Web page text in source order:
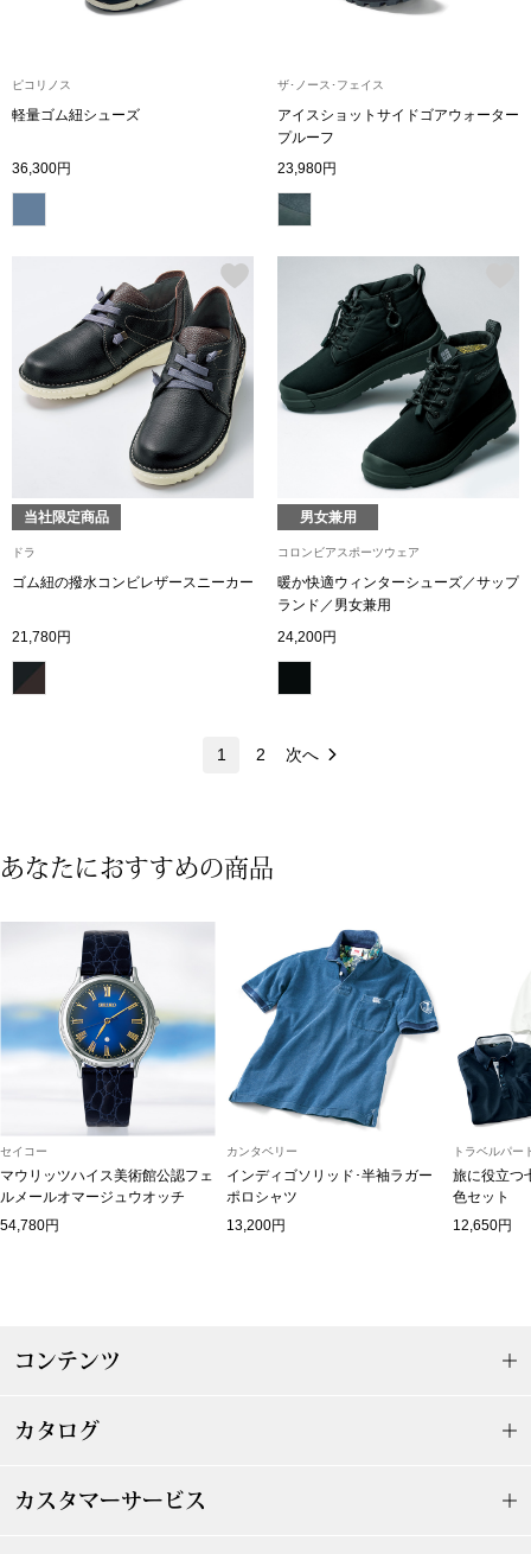
財布／小物
その他
ウオッチ／ア
ウオッチ
ネックレス
ブレスレット
帽子
マフラー／ス
スカーフ／ス
手袋
サングラス／
ピコリノス
軽量ゴム紐シューズ
36,300円
ザ･ノース･フェイス
アイスショットサイドゴアウォーター
プルーフ
23,980円
当社限定商品
ドラ
ゴム紐の撥水コンビレザースニーカー
21,780円
男女兼用
コロンビアスポーツウェア
暖か快適ウィンターシューズ／サップ
ランド／男女兼用
24,200円
1 2 次へ
あなたにおすすめの商品
セイコー
マウリッツハイス美術館公認フェ
ルメールオマージュウオッチ
54,780円
カンタベリー
インディゴソリッド･半袖ラガー
ポロシャツ
13,200円
トラベルパー
旅に役立つ
色セット
12,650円
コンテンツ
カタログ
カスタマーサービス